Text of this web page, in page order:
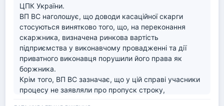
ЦПК України.
ВП ВС наголошує, що доводи касаційної скарги
стосуються винятково того, що, на переконання
скаржника, визначена ринкова вартість
підприємства у виконавчому провадженні та дії
приватного виконавця порушили його права як
боржника.
Крім того, ВП ВС зазначає, що у цій справі учасники
процесу не заявляли про пропуск строку,